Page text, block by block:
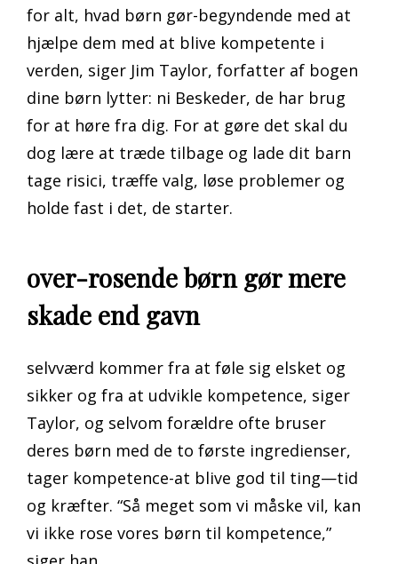
for alt, hvad børn gør-begyndende med at
hjælpe dem med at blive kompetente i
verden, siger Jim Taylor, forfatter af bogen
dine børn lytter: ni Beskeder, de har brug
for at høre fra dig. For at gøre det skal du
dog lære at træde tilbage og lade dit barn
tage risici, træffe valg, løse problemer og
holde fast i det, de starter.
over-rosende børn gør mere
skade end gavn
selvværd kommer fra at føle sig elsket og
sikker og fra at udvikle kompetence, siger
Taylor, og selvom forældre ofte bruser
deres børn med de to første ingredienser,
tager kompetence-at blive god til ting—tid
og kræfter. “Så meget som vi måske vil, kan
vi ikke rose vores børn til kompetence,”